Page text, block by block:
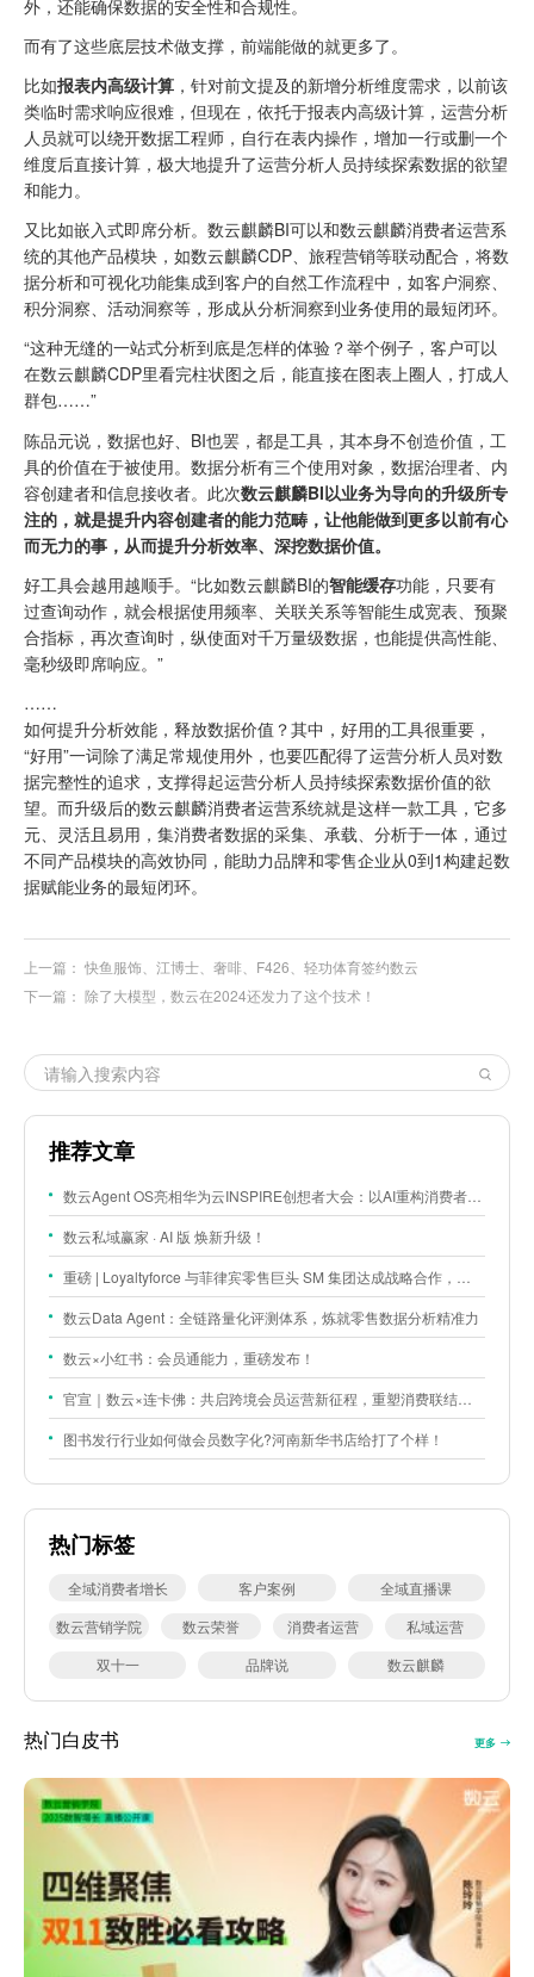
外，还能确保数据的安全性和合规性。
而有了这些底层技术做支撑，前端能做的就更多了。
比如报表内高级计算 ，针对前文提及的新增分析维度需求，以前该
类临时需求响应很难，但现在，依托于报表内高级计算，运营分析
人员就可以绕开数据工程师，自行在表内操作，增加一行或删一个
维度后直接计算，极大地提升了运营分析人员持续探索数据的欲望
和能力。
又比如嵌入式即席分析。数云麒麟BI可以和数云麒麟消费者运营系
统的其他产品模块，如数云麒麟CDP、旅程营销等联动配合，将数
据分析和可视化功能集成到客户的自然工作流程中，如客户洞察、
积分洞察、活动洞察等，形成从分析洞察到业务使用的最短闭环。
“这种无缝的一站式分析到底是怎样的体验？举个例子，客户可以
在数云麒麟CDP里看完柱状图之后，能直接在图表上圈人，打成人
群包……”
陈品元说，数据也好、BI也罢，都是工具，其本身不创造价值，工
具的价值在于被使用。数据分析有三个使用对象，数据治理者、内
容创建者和信息接收者。此次数云麒麟BI以业务为导向的升级所专
注的，就是提升内容创建者的能力范畴，让他能做到更多以前有心
而无力的事，从而提升分析效率、深挖数据价值。
好工具会越用越顺手。“比如数云麒麟BI的智能缓存功能，只要有
过查询动作，就会根据使用频率、关联关系等智能生成宽表、预聚
合指标，再次查询时，纵使面对千万量级数据，也能提供高性能、
毫秒级即席响应。”
……
如何提升分析效能，释放数据价值？其中，好用的工具很重要，
“好用”一词除了满足常规使用外，也要匹配得了运营分析人员对数
据完整性的追求，支撑得起运营分析人员持续探索数据价值的欲
望。而升级后的数云麒麟消费者运营系统就是这样一款工具，它多
元、灵活且易用，集消费者数据的采集、承载、分析于一体，通过
不同产品模块的高效协同，能助力品牌和零售企业从0到1构建起数
据赋能业务的最短闭环。
上一篇： 快鱼服饰、江博士、奢啡、F426、轻功体育签约数云
下一篇： 除了大模型，数云在2024还发力了这个技术！
推荐文章
数云Agent OS亮相华为云INSPIRE创想者大会：以AI重构消费者运营与零售营销新范式
数云私域赢家 · AI 版 焕新升级！
重磅 | Loyaltyforce 与菲律宾零售巨头 SM 集团达成战略合作，携手开启 SMAC 会员数智化运营新征程
数云Data Agent：全链路量化评测体系，炼就零售数据分析精准力
数云×小红书：会员通能力，重磅发布！
官宣｜数云×连卡佛：共启跨境会员运营新征程，重塑消费联结新体验
图书发行行业如何做会员数字化?河南新华书店给打了个样！
热门标签
全域消费者增长 客户案例
全域直播课
数云营销学院
数云荣誉 消费者运营
私域运营
双十一
品牌说 数云麒麟
热门白皮书 更多